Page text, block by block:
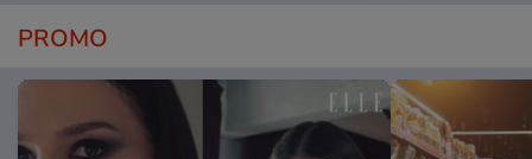
PROMO